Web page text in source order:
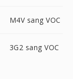
M4V sang VOC
3G2 sang VOC